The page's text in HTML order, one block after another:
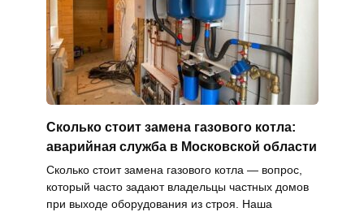
Сколько стоит замена газового котла:
аварийная служба в Московской области
Сколько стоит замена газового котла — вопрос,
который часто задают владельцы частных домов
при выходе оборудования из строя. Наша